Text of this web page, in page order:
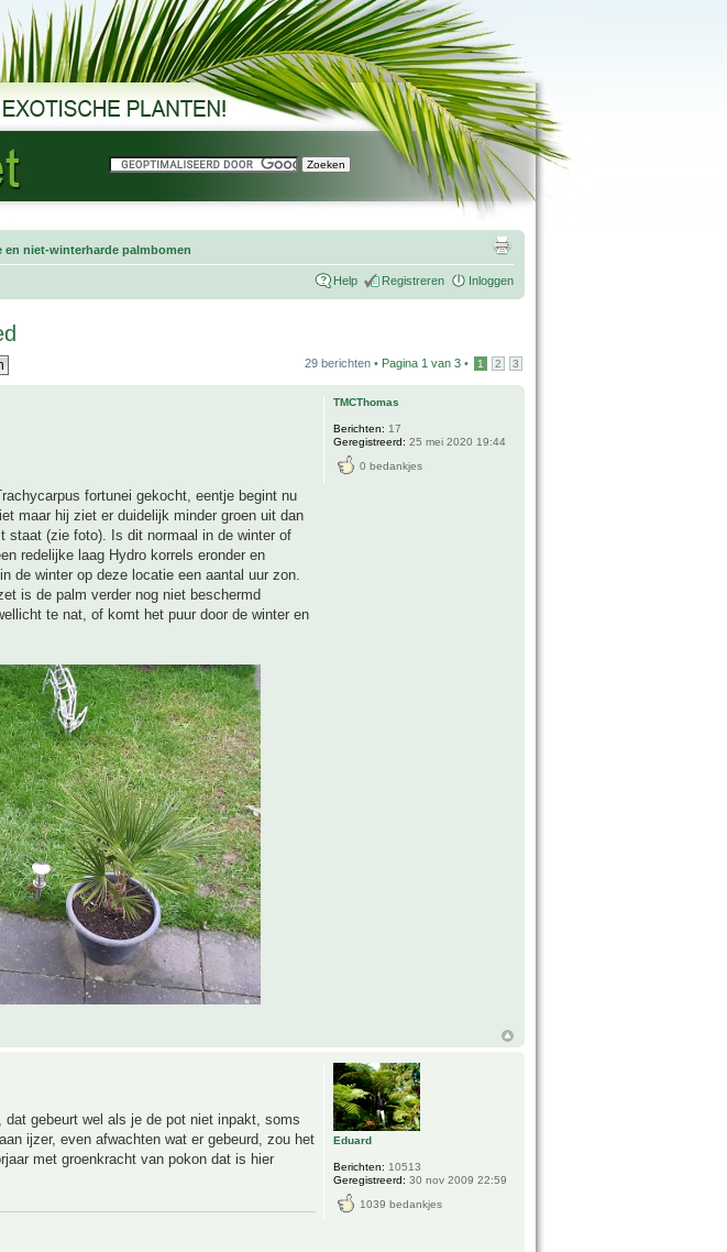
en niet-winterharde palmbomen
Help Registreren Inloggen
29 berichten • Pagina 1 van 3 • 1 2 3
fortunei gekocht, eentje begint nu
maar hij ziet er duidelijk minder groen uit dan
staat (zie foto). Is dit normaal in de winter of
redelijke laag Hydro korrels eronder en
de winter op deze locatie een aantal uur zon.
is de palm verder nog niet beschermd
te nat, of komt het puur door de winter en
TMCThomas
Berichten: 17
Geregistreerd: 25 mei 2020 19:44
0 bedankjes
gebeurt wel als je de pot niet inpakt, soms
ijzer, even afwachten wat er gebeurd, zou het
met groenkracht van pokon dat is hier
Eduard
Berichten: 10513
Geregistreerd: 30 nov 2009 22:59
1039 bedankjes